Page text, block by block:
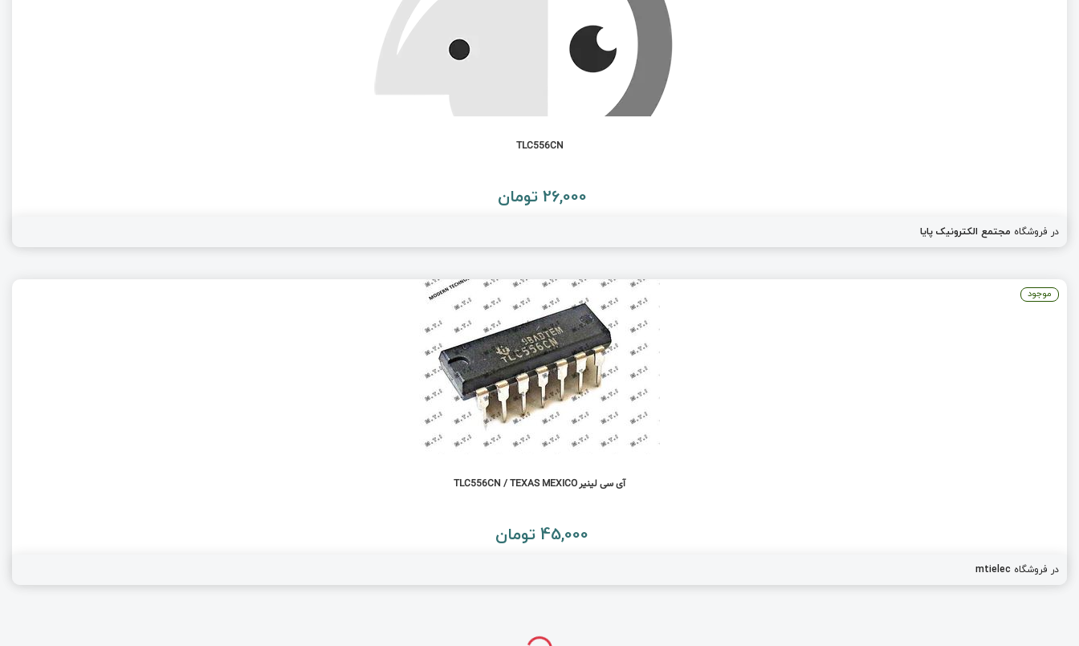
TLC556CN
26,000 تومان
در فروشگاه مجتمع الکترونیک پایا
آی سی لینیر TLC556CN / TEXAS MEXICO
45,000 تومان
در فروشگاه mtielec
موجود